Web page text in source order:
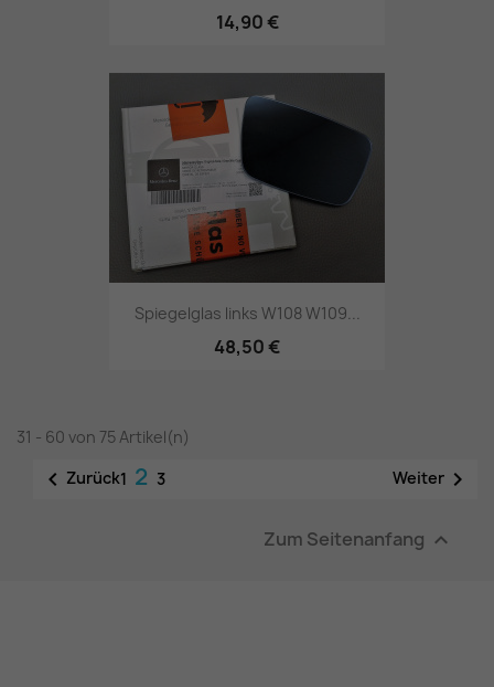
14,90 €
Spiegelglas links W108 W109...
48,50 €
31 - 60 von 75 Artikel(n)
 Zurück1 2 3 Weiter 
Zum Seitenanfang 